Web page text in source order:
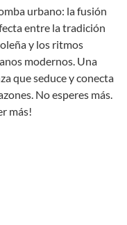
urbano: la fusión
entre la tradición
y los ritmos
modernos. Una
que seduce y conecta
No esperes más.
más!